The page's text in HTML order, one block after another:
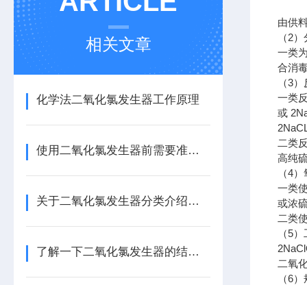
相关文章
化学法二氧化氯发生器工作原理
使用二氧化氯发生器前需要准备些什么？
关于二氧化氯发生器分类介绍，还不快来看看
了解一下二氧化氯发生器的结构功能及原理
由供
（2）
一类
合消
（3）
一类
或
二类
高纯
（4）
一类
或浓
二类
（5）
二氧
（6）